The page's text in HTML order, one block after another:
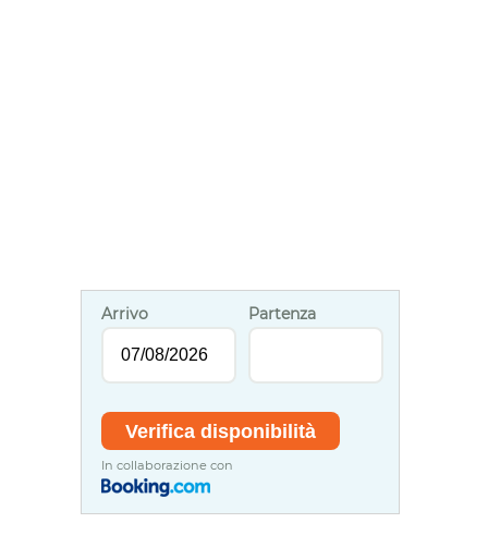
Arrivo Partenza
In collaborazione con